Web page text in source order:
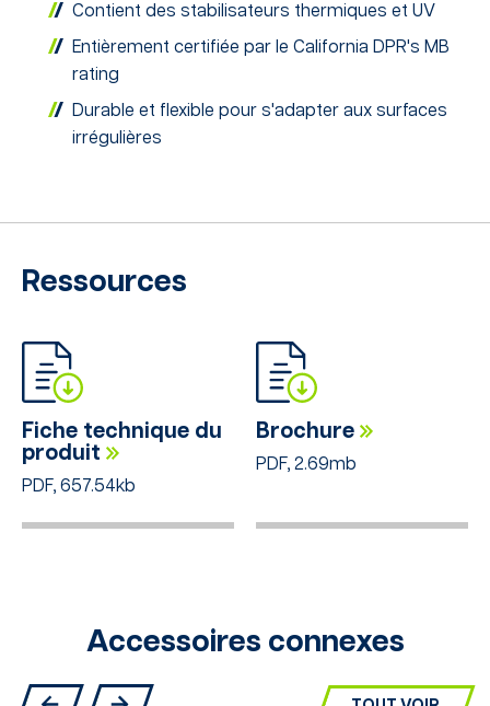
Contient des stabilisateurs thermiques et UV
Entièrement certifiée par le California DPR's MB
rating
Durable et flexible pour s'adapter aux surfaces
irrégulières
Ressources
Fiche technique du
produit
PDF, 657.54kb
Brochure
PDF, 2.69mb
Accessoires connexes